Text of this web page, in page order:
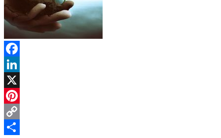
Facebook
LinkedIn
X
Pinterest
Copy